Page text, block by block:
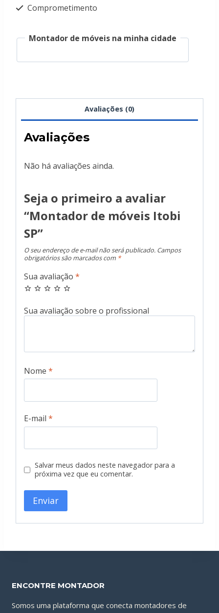
Comprometimento
Montador de móveis na minha cidade
Avaliações (0)
Avaliações
Não há avaliações ainda.
Seja o primeiro a avaliar
“Montador de móveis Itobi
SP”
O seu endereço de e-mail não será publicado. Campos
obrigatórios são marcados com *
Sua avaliação *
Nome *
E-mail *
Salvar meus dados neste navegador para a
próxima vez que eu comentar.
ENCONTRE MONTADOR
Somos uma plataforma que conecta montadores de